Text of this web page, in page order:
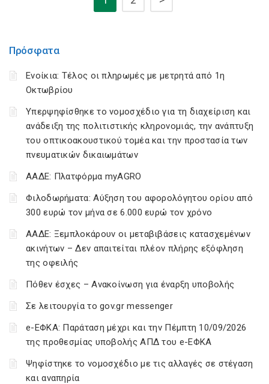
Πρόσφατα
Ενοίκια: Τέλος οι πληρωμές με μετρητά από 1η
Οκτωβρίου
Υπερψηφίσθηκε το νομοσχέδιο για τη διαχείριση και
ανάδειξη της πολιτιστικής κληρονομιάς, την ανάπτυξη
του οπτικοακουστικού τομέα και την προστασία των
πνευματικών δικαιωμάτων
ΑΑΔΕ: Πλατφόρμα myAGRO
Φιλοδωρήματα: Αύξηση του αφορολόγητου ορίου από
300 ευρώ τον μήνα σε 6.000 ευρώ τον χρόνο
ΑΑΔΕ: Ξεμπλοκάρουν οι μεταβιβάσεις κατασχεμένων
ακινήτων – Δεν απαιτείται πλέον πλήρης εξόφληση
της οφειλής
Πόθεν έσχες – Ανακοίνωση για έναρξη υποβολής
Σε λειτουργία το gov.gr messenger
e-ΕΦΚΑ: Παράταση μέχρι και την Πέμπτη 10/09/2026
της προθεσμίας υποβολής ΑΠΔ του e-ΕΦΚΑ
Ψηφίστηκε το νομοσχέδιο με τις αλλαγές σε στέγαση
και αναπηρία